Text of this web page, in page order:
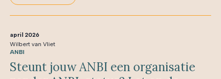
april 2026
Wilbert van Vliet
ANBI
Steunt jouw ANBI een organisatie